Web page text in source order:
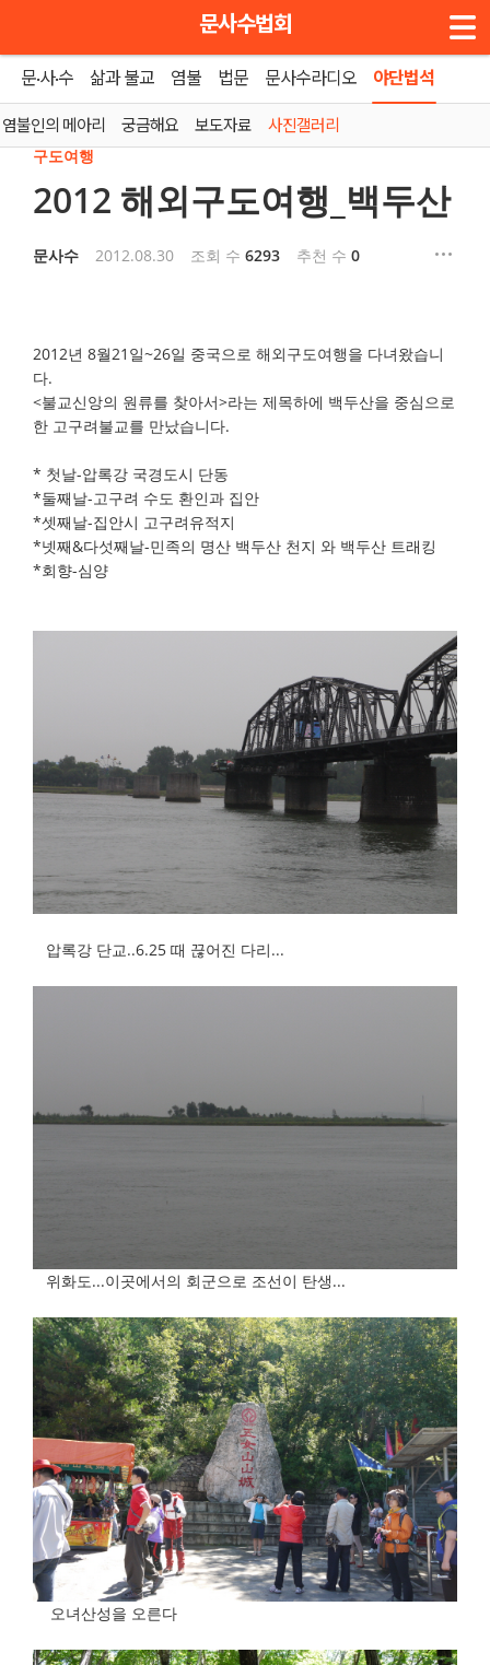
메뉴 건너뛰기
문사수법회
문·사·수 삶과 불교 염불 법문 문사수라디오 야단법석
염불인의 메아리 궁금해요 보도자료 사진갤러리
홈 »사진갤러리
구도여행
2012 해외구도여행_백두산
문사수 2012.08.30 조회 수 6293 추천 수 0
2012년 8월21일~26일 중국으로 해외구도여행을 다녀왔습니
다.
<불교신앙의 원류를 찾아서>라는 제목하에 백두산을 중심으로
한 고구려불교를 만났습니다.
* 첫날-압록강 국경도시 단동
*둘째날-고구려 수도 환인과 집안
*셋째날-집안시 고구려유적지
*넷째&다섯째날-민족의 명산 백두산 천지 와 백두산 트래킹
*회향-심양
압록강 단교..6.25 때 끊어진 다리...
위화도...이곳에서의 회군으로 조선이 탄생...
오녀산성을 오른다